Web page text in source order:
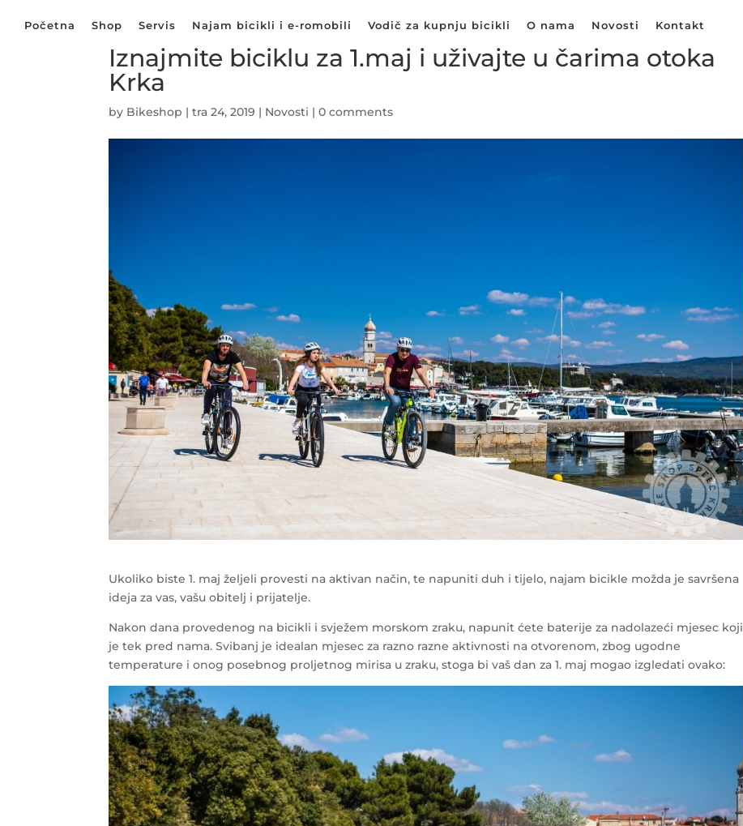
Početna Shop Servis Najam bicikli i e-romobili Vodič za kupnju bicikli O nama Novosti Kontakt
Iznajmite biciklu za 1.maj i uživajte u čarima otoka
Krka
by Bikeshop |tra 24, 2019 | Novosti |0 comments
Ukoliko biste 1. maj željeli provesti na aktivan način, te napuniti duh i tijelo, najam bicikle možda je savršena
ideja za vas, vašu obitelj i prijatelje.
Nakon dana provedenog na bicikli i svježem morskom zraku, napunit ćete baterije za nadolazeći mjesec koji
je tek pred nama. Svibanj je idealan mjesec za razno razne aktivnosti na otvorenom, zbog ugodne
temperature i onog posebnog proljetnog mirisa u zraku, stoga bi vaš dan za 1. maj mogao izgledati ovako: